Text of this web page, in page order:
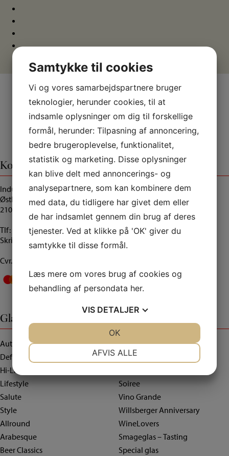
Kontaktinformation
Inducon Spiegelau A/S
Østbanegade 21
2100 København Ø
Tlf:
+45 35 43 55 18
Skriv til os
her
Cvr.: 27968694
Glas serier
Authentis
Definition
Hi-Lite
Lifestyle
Salute
Style
Allround
Arabesque
Beer Classics
Hybrid
Lifestyle
Soiree
Vino Grande
Willsberger Anniversary
WineLovers
Smageglas – Tasting
Special glas
Samtykke til cookies
Vi og vores samarbejdspartnere bruger
teknologier, herunder cookies, til at
indsamle oplysninger om dig til forskellige
formål, herunder: Tilpasning af annoncering,
bedre brugeroplevelse, funktionalitet,
statistik og marketing. Disse oplysninger
kan blive delt med annoncerings- og
analysepartnere, som kan kombinere dem
med data, du tidligere har givet dem eller
de har indsamlet gennem din brug af deres
tjenester. Ved at klikke på 'OK' giver du
samtykke til disse formål.
Læs mere om vores brug af cookies og
behandling af persondata her.
VIS DETALJER
AFVIS ALLE
OK